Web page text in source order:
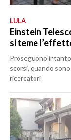
LULA
Einstein
si teme
Proseguono
scorsi, quando
ricercatori